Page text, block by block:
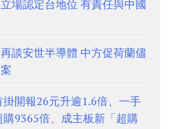
場認定台地位 有責任與中國
談安世半導體 中方促荷蘭儘
開報26元升逾1.6倍、一手
9365倍、成主板新「超購